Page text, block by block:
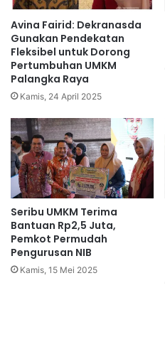
Avina Fairid: Dekranasda
Gunakan Pendekatan
Fleksibel untuk Dorong
Pertumbuhan UMKM
Palangka Raya
Kamis, 24 April 2025
Seribu UMKM Terima
Bantuan Rp2,5 Juta,
Pemkot Permudah
Pengurusan NIB
Kamis, 15 Mei 2025